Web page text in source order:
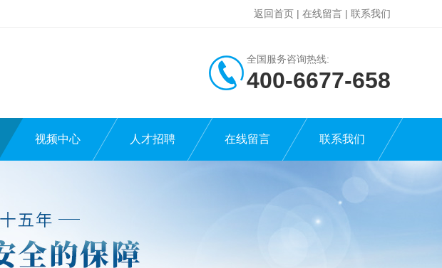
返回首页 | 在线留言 | 联系我们
全国服务咨询热线:
400-6677-658
视频中心 人才招聘 在线留言 联系我们